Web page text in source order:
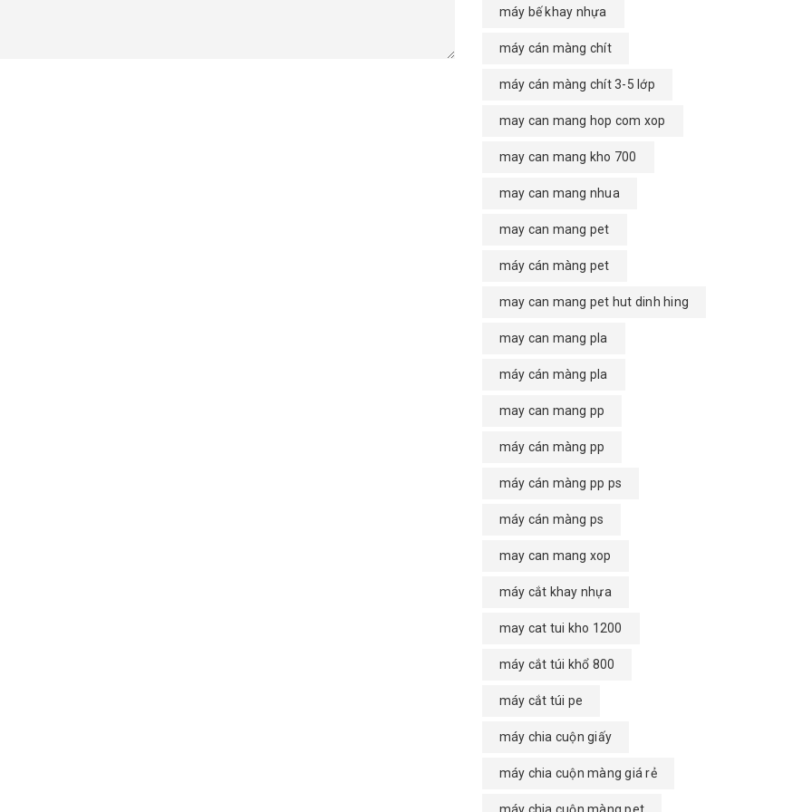
máy bế khay nhựa
máy cán màng chít
máy cán màng chít 3-5 lớp
may can mang hop com xop
may can mang kho 700
may can mang nhua
may can mang pet
máy cán màng pet
may can mang pet hut dinh hing
may can mang pla
máy cán màng pla
may can mang pp
máy cán màng pp
máy cán màng pp ps
máy cán màng ps
may can mang xop
máy cắt khay nhựa
may cat tui kho 1200
máy cắt túi khổ 800
máy cắt túi pe
máy chia cuộn giấy
máy chia cuộn màng giá rẻ